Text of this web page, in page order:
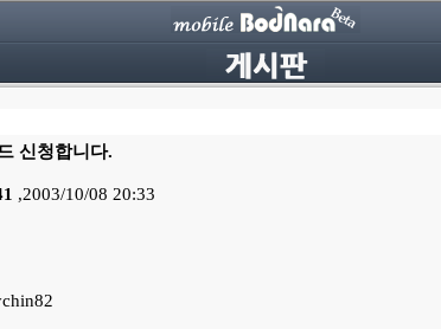
신청합니다.
,2003/10/08 20:33